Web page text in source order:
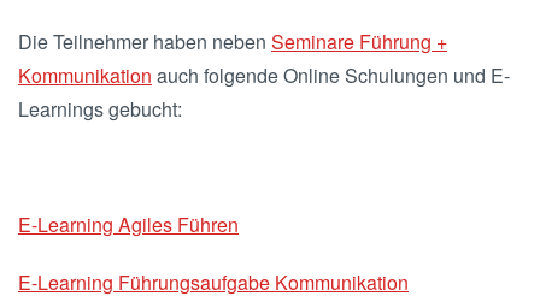
Die Teilnehmer haben neben Seminare Führung +
Kommunikation auch folgende Online Schulungen und E-
Learnings gebucht:
E-Learning Agiles Führen
E-Learning Führungsaufgabe Kommunikation